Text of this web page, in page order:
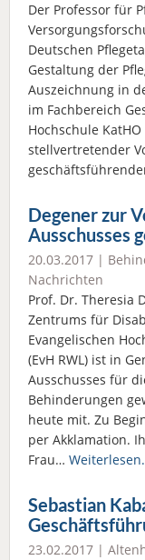
Der Professor für
Deutschen
Gestaltung der
Auszeichnung in
im Fachbereich
Hochschule
stellvertretender
Degener zur
Ausschusses
20.03.2017 |
Nachrichten
Prof. Dr. Theresia
Zentrums für
Evangelischen
(EvH RWL) ist in
Ausschusses für
Behinderungen
heute mit. Zu
per Akklamation.
Frau… Weiterlesen.
Sebastian
23.02.2017 |